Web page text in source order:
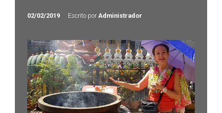
02/02/2019 Escrito porAdministrador